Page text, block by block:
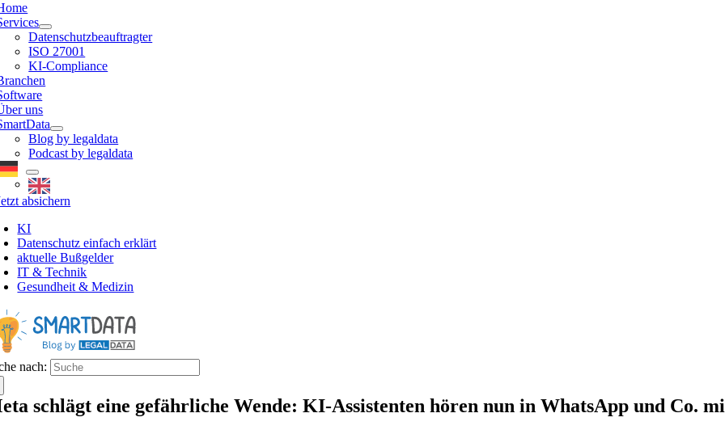
Datenschutzbeauftragter
ISO 27001
KI-Compliance
uns
Blog by legaldata
Podcast by legaldata
absichern
KI
Datenschutz einfach erklärt
aktuelle Bußgelder
IT & Technik
Gesundheit & Medizin
nach:
schlägt eine gefährliche Wende: KI-Assistenten hören nun in WhatsApp und Co.